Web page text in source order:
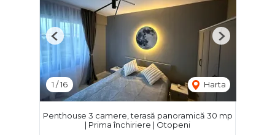
1 /16 Harta
Previous Next
Penthouse 3 camere, terasă panoramică 30 mp
| Prima închiriere | Otopeni